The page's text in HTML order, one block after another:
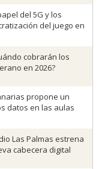
del 5G y los
del juego en
cobrarán los
en 2026?
propone un
datos en las aulas
Las Palmas estrena
cabecera digital